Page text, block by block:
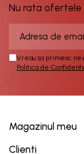
Nu rata ofertele
Vreau sa primesc
Politica de
Magazinul meu
Clienti